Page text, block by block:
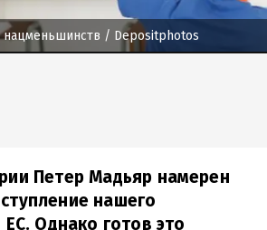
нацменьшинств / Depositphotos
Петер Мадьяр намерен
нашего
ЕС. Однако готов это